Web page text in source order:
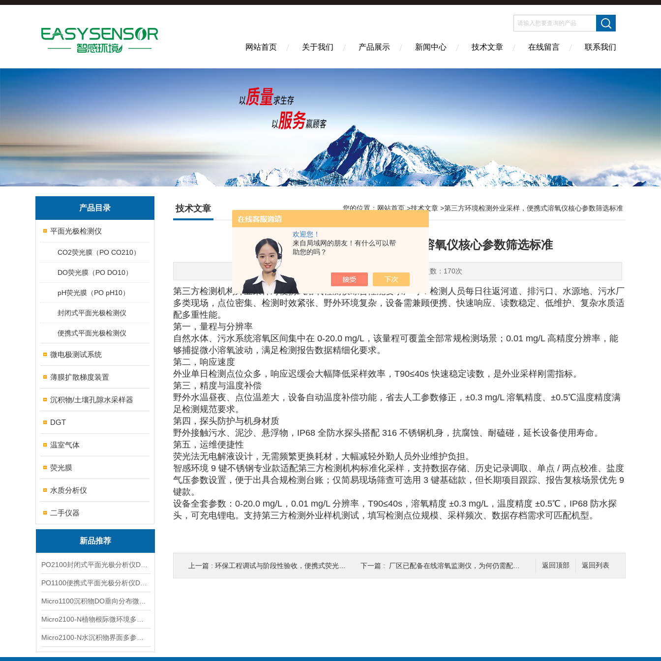
欢迎您！
来自局域网的朋友！有什么可以帮
助您的吗？
网站首页 关于我们 产品展示 新闻中心 技术文章 在线留言 联系我们
产品目录
平面光极检测仪
CO2荧光膜（PO CO210）
DO荧光膜（PO DO10）
pH荧光膜（PO pH10）
封闭式平面光极检测仪
便携式平面光极检测仪
微电极测试系统
薄膜扩散梯度装置
沉积物/土壤孔隙水采样器
DGT
温室气体
荧光膜
水质分析仪
二手仪器
新品推荐
技术文章 您的位置： 网站首页 >技术文章 >第三方环境检测外业采样，便携式溶氧仪核心参数筛选标准
第三方环境检测外业采样，便携式溶氧仪核心参数筛选标准
更新时间：2026-07-06 点击次数：170次
第三方检测机构外业采样对便携式溶氧检测仪综合性能要求严苛：检测人员每日往返河道、排污口、水源地、污水厂
多类现场，点位密集、检测时效紧张、野外环境复杂，设备需兼顾便携、快速响应、读数稳定、低维护、复杂水质适
配多重性能。
第一，量程与分辨率
自然水体、污水系统溶氧区间集中在 0-20.0 mg/L，该量程可覆盖全部常规检测场景；0.01 mg/L 高精度分辨率，能
够捕捉微小溶氧波动，满足检测报告数据精细化要求。
第二，响应速度
外业单日检测点位众多，响应迟缓会大幅降低采样效率，T90≤40s 快速稳定读数，是外业采样刚需指标。
第三，精度与温度补偿
野外水温昼夜、点位温差大，设备自动温度补偿功能，省去人工参数修正，±0.3 mg/L 溶氧精度、±0.5℃温度精度满
足检测规范要求。
第四，探头防护与机身材质
野外接触污水、泥沙、悬浮物，IP68 全防水探头搭配 316 不锈钢机身，抗腐蚀、耐磕碰，延长设备使用寿命。
第五，运维便捷性
荧光法无电解液设计，无需频繁更换耗材，大幅减轻外勤人员外业维护负担。
智感环境 9 键不锈钢专业款适配第三方检测机构标准化采样，支持数据存储、历史记录调取、单点 / 两点校准、盐度
气压参数设置，便于出具合规检测台账；仅简易现场筛查可选用 3 键基础款，但长期项目跟踪、报告复核场景优先 9
键款。
设备全套参数：0-20.0 mg/L，0.01 mg/L 分辨率，T90≤40s，溶氧精度 ±0.3 mg/L，温度精度 ±0.5℃，IP68 防水探
头，可充电锂电。支持第三方检测外业样机测试，填写检测点位规模、采样频次、数据存档需求可匹配机型。
返回列表
返回顶部
上一篇 : 环保工程调试与阶段性验收，便携式荧光溶氧仪解决哪些检测痛点 下一篇 : 厂区已配备在线溶氧监测仪，为何仍需配套手持式 DO 检测仪